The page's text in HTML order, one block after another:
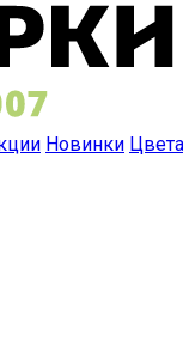
Новинки Цвета